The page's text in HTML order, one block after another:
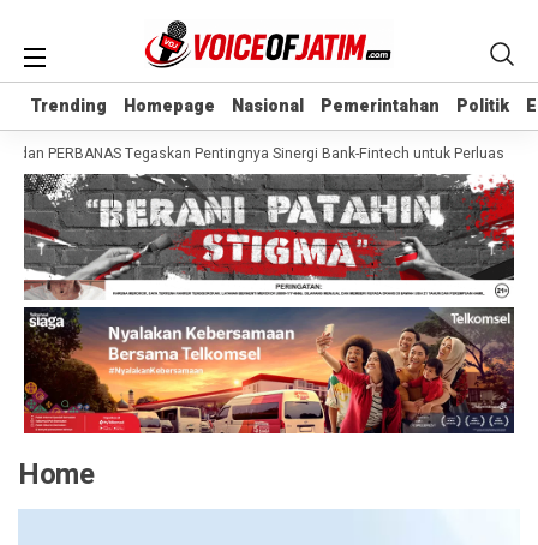
Trending Homepage Nasional Pemerintahan Politik
Trending Homepage Nasional Pemerintahan Politik
dan PERBANAS Tegaskan Pentingnya Sinergi Bank-Fintech untuk Perluas
Home